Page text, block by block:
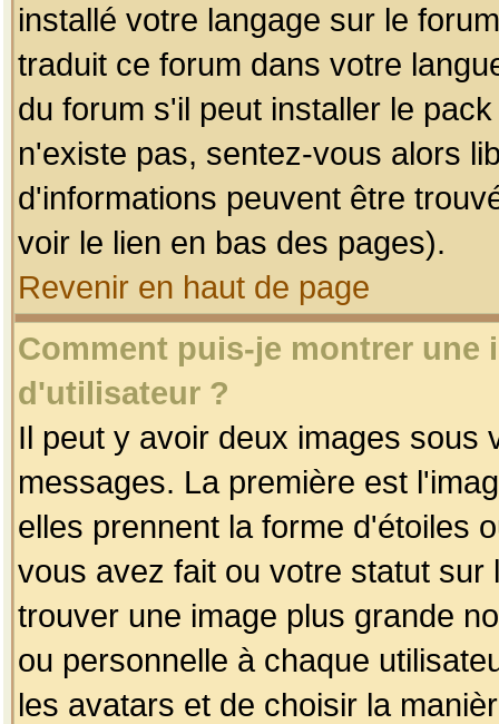
installé votre langage sur le
traduit ce forum dans votre
du forum s'il peut installer le
n'existe pas, sentez-vous alors
d'informations peuvent être
voir le lien en bas des pages).
Revenir en haut de page
Comment puis-je montrer une
d'utilisateur ?
Il peut y avoir deux images sous
messages. La première est
elles prennent la forme d'étoiles
vous avez fait ou votre statut
trouver une image plus grande
ou personnelle à chaque
les avatars et de choisir la